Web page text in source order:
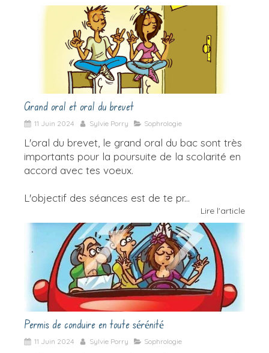
Grand oral et oral du brevet
11 Juin 2024 Sylvie Porry Sophrologie
L'oral du brevet, le grand oral du bac sont très
importants pour la poursuite de la scolarité en
accord avec tes voeux.
L'objectif des séances est de te pr...
Lire l'article
Permis de conduire en toute sérénité
11 Juin 2024 Sylvie Porry Sophrologie